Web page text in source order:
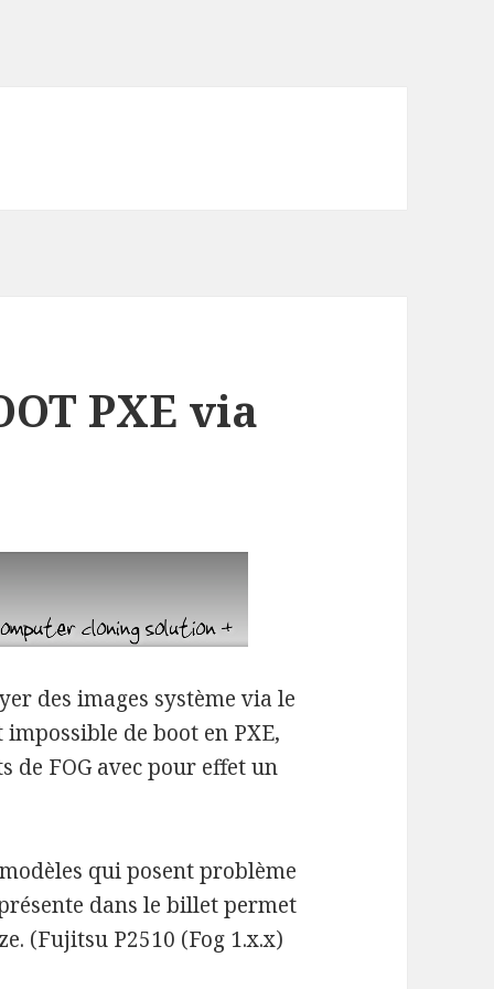
PXE via
des images système via le
de boot en PXE,
de FOG avec pour effet un
qui posent problème
dans le billet permet
(Fujitsu P2510 (Fog 1.x.x)